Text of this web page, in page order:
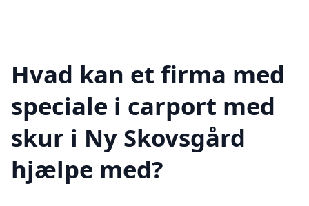
Hvad kan et firma med
speciale i carport med
skur i Ny Skovsgård
hjælpe med?